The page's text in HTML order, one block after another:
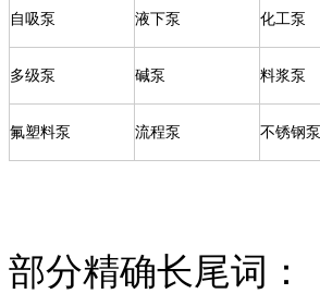
自吸泵 液下泵 化工泵
多级泵 碱泵 料浆泵
氟塑料泵 流程泵 不锈钢泵
部分精确长尾词：